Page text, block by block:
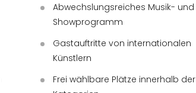
Abwechslungsreiches Musik- und
Showprogramm
Gastauftritte von internationalen
Künstlern
Frei wählbare Plätze innerhalb der